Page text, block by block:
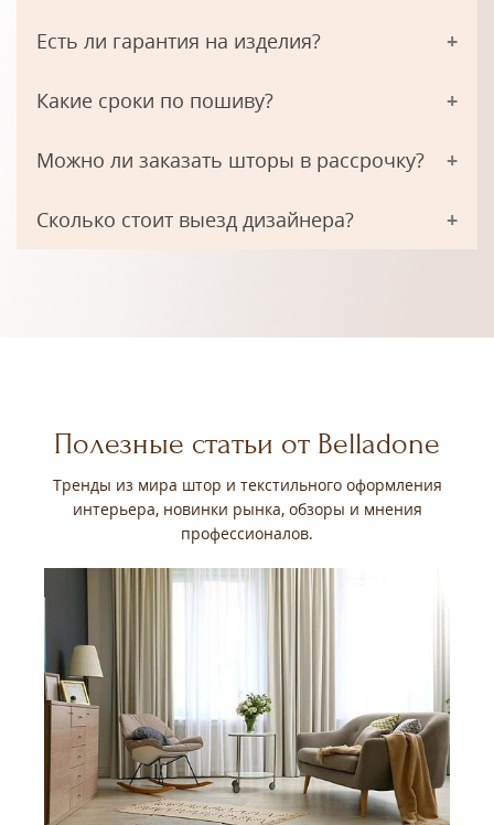
Есть ли гарантия на изделия?
Какие сроки по пошиву?
Можно ли заказать шторы в рассрочку?
Сколько стоит выезд дизайнера?
Полезные статьи от Belladone
Тренды из мира штор и текстильного оформления
интерьера, новинки рынка, обзоры и мнения
профессионалов.